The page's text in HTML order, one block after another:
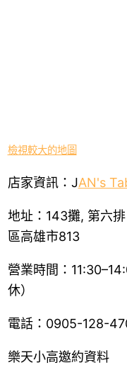
檢視較大的地圖
店家資訊： JAN's
地址：143攤, 第六
區高雄市813
營業時間：
休）
電話：0905-128-
樂天小高邀約資料